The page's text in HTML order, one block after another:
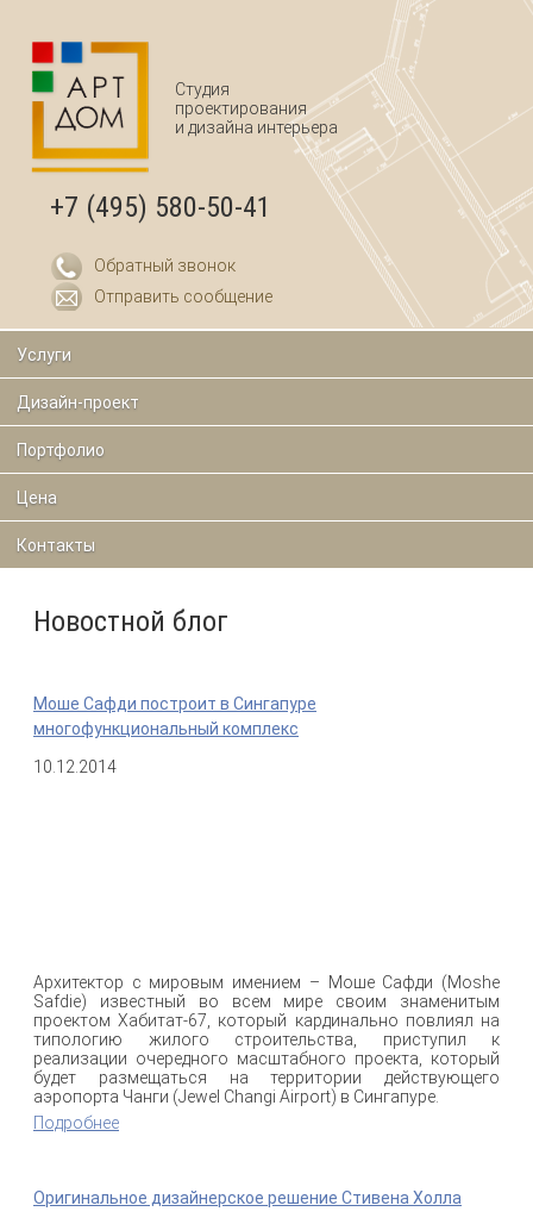
Студия
проектирования
и дизайна интерьера
+7 (495) 580-50-41
Обратный звонок
Отправить сообщение
Услуги
Дизайн-проект
Портфолио
Цена
Контакты
Новостной блог
Моше Сафди построит в Сингапуре
многофункциональный комплекс
10.12.2014
Архитектор с мировым имением – Моше Сафди (Moshe
Safdie) известный во всем мире своим знаменитым
проектом Хабитат-67, который кардинально повлиял на
типологию жилого строительства, приступил к
реализации очередного масштабного проекта, который
будет размещаться на территории действующего
аэропорта Чанги (Jewel Changi Airport) в Сингапуре.
Подробнее
Оригинальное дизайнерское решение Стивена Холла